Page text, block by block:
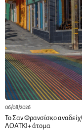
06/08/2026
Το Σαν Φρανσίσκο
ΛΟΑΤΚΙ+ άτομα